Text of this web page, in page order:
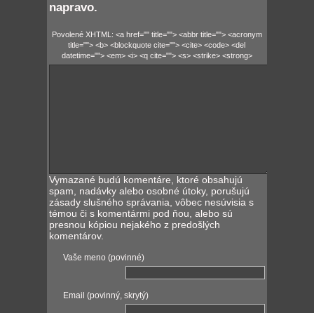
napravo.
Povolené XHTML: <a href="" title=""> <abbr title=""> <acronym
title=""> <b> <blockquote cite=""> <cite> <code> <del
datetime=""> <em> <i> <q cite=""> <s> <strike> <strong>
Vymazané budú komentáre, ktoré obsahujú
spam, nadávky alebo osobné útoky, porušujú
zásady slušného správania, vôbec nesúvisia s
témou či s komentármi pod ňou, alebo sú
presnou kópiou nejakého z predošlých
komentárov.
Vaše meno (povinné)
Email (povinný, skrytý)